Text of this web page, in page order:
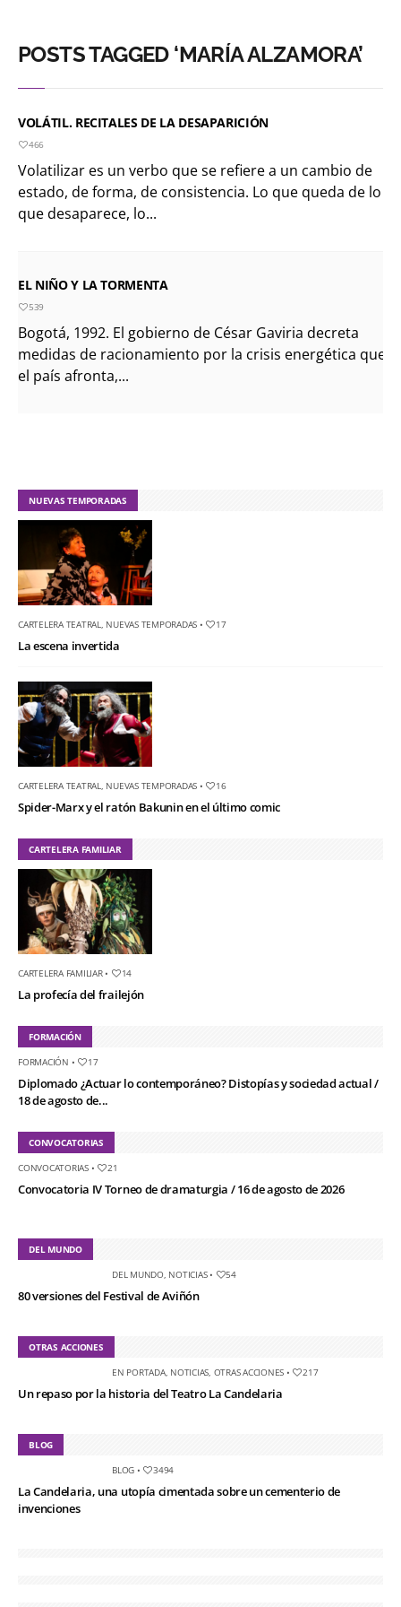
POSTS TAGGED ‘MARÍA ALZAMORA’
VOLÁTIL. RECITALES DE LA DESAPARICIÓN
466
Volatilizar es un verbo que se refiere a un cambio de
estado, de forma, de consistencia. Lo que queda de lo
que desaparece, lo...
EL NIÑO Y LA TORMENTA
539
Bogotá, 1992. El gobierno de César Gaviria decreta
medidas de racionamiento por la crisis energética que
el país afronta,...
NUEVAS TEMPORADAS
CARTELERA TEATRAL NUEVAS TEMPORADAS • 17
La escena invertida
CARTELERA TEATRAL NUEVAS TEMPORADAS • 16
Spider-Marx y el ratón Bakunin en el último comic
CARTELERA FAMILIAR
CARTELERA FAMILIAR• 14
La profecía del frailejón
FORMACIÓN
FORMACIÓN • 17
Diplomado ¿Actuar lo contemporáneo? Distopías y sociedad actual /
18 de agosto de...
CONVOCATORIAS
CONVOCATORIAS• 21
Convocatoria IV Torneo de dramaturgia / 16 de agosto de 2026
DEL MUNDO
DEL MUNDO, NOTICIAS• 54
80 versiones del Festival de Aviñón
OTRAS ACCIONES
EN PORTADA, NOTICIAS OTRAS ACCIONES • 217
Un repaso por la historia del Teatro La Candelaria
BLOG
BLOG • 3494
La Candelaria, una utopía cimentada sobre un cementerio de
invenciones